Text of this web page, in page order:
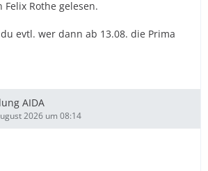
Rothe gelesen.
evtl. wer dann ab 13.08. die Prima
AIDA
2026 um 08:14